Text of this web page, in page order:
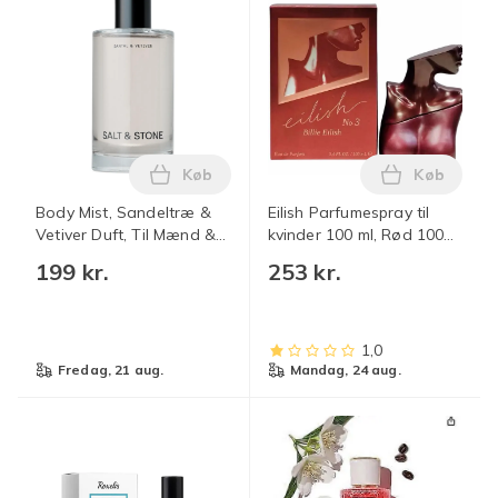
Body Mist, Sandeltræ &
Vetiver Duft, Til Mænd &
Kropsmist, Vegansk, 100
199 kr.
Læg Body Mist, Sandeltræ & Vetiver
Køb
fredag, 21 aug.
Eilish Parfumespray til
kvinder 100 ml, Rød 100
253 kr.
Læg Eilish
Køb
1,0
mandag, 24 aug.